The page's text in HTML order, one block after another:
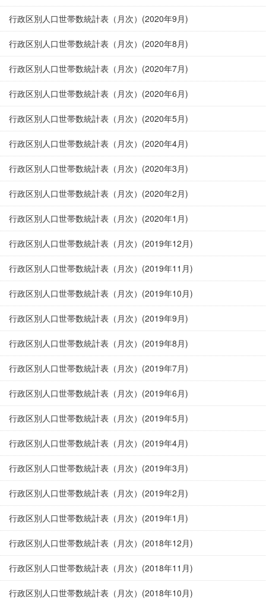
行政区別人口世帯数統計表（月次）(2020年9月)
行政区別人口世帯数統計表（月次）(2020年8月)
行政区別人口世帯数統計表（月次）(2020年7月)
行政区別人口世帯数統計表（月次）(2020年6月)
行政区別人口世帯数統計表（月次）(2020年5月)
行政区別人口世帯数統計表（月次）(2020年4月)
行政区別人口世帯数統計表（月次）(2020年3月)
行政区別人口世帯数統計表（月次）(2020年2月)
行政区別人口世帯数統計表（月次）(2020年1月)
行政区別人口世帯数統計表（月次）(2019年12月)
行政区別人口世帯数統計表（月次）(2019年11月)
行政区別人口世帯数統計表（月次）(2019年10月)
行政区別人口世帯数統計表（月次）(2019年9月)
行政区別人口世帯数統計表（月次）(2019年8月)
行政区別人口世帯数統計表（月次）(2019年7月)
行政区別人口世帯数統計表（月次）(2019年6月)
行政区別人口世帯数統計表（月次）(2019年5月)
行政区別人口世帯数統計表（月次）(2019年4月)
行政区別人口世帯数統計表（月次）(2019年3月)
行政区別人口世帯数統計表（月次）(2019年2月)
行政区別人口世帯数統計表（月次）(2019年1月)
行政区別人口世帯数統計表（月次）(2018年12月)
行政区別人口世帯数統計表（月次）(2018年11月)
行政区別人口世帯数統計表（月次）(2018年10月)